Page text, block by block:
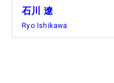
2週後のリシャッフ
度目のリシャッフル
石川 遼
Ryo Ishikawa